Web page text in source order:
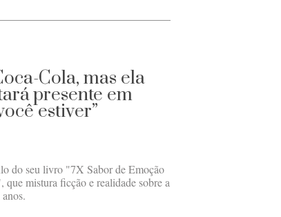
Cola, mas ela
presente em
estiver”
do seu livro "7X Sabor de Emoção
mistura ficção e realidade sobre a